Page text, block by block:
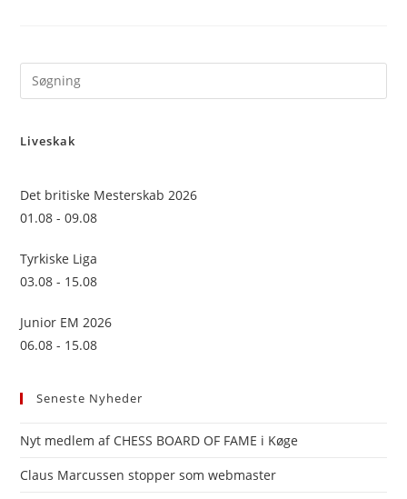
Liveskak
Det britiske Mesterskab 2026
01.08 - 09.08
Tyrkiske Liga
03.08 - 15.08
Junior EM 2026
06.08 - 15.08
Seneste Nyheder
Nyt medlem af CHESS BOARD OF FAME i Køge
Claus Marcussen stopper som webmaster